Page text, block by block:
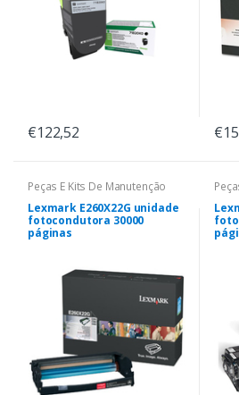
€122,52
Peças E Kits De Manutenção
Lexmark E260X22G unidade
fotocondutora 30000
páginas